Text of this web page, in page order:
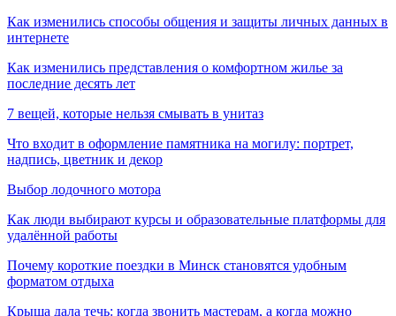
Как изменились способы общения и защиты личных данных в
интернете
Как изменились представления о комфортном жилье за
последние десять лет
7 вещей, которые нельзя смывать в унитаз
Что входит в оформление памятника на могилу: портрет,
надпись, цветник и декор
Выбор лодочного мотора
Как люди выбирают курсы и образовательные платформы для
удалённой работы
Почему короткие поездки в Минск становятся удобным
форматом отдыха
Крыша дала течь: когда звонить мастерам, а когда можно